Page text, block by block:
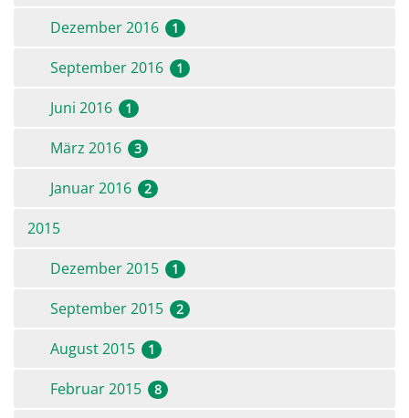
Dezember 2016
1
September 2016 1
Juni 2016 1
März 2016 3
Januar 2016 2
2015
Dezember 2015
1
September 2015 2
August 2015 1
Februar 2015 8